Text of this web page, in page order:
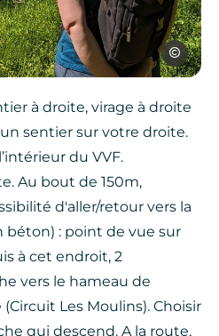
SPL
à droite, virage à droite
sentier sur votre droite.
du VVF.
Au bout de 150m,
d'aller/retour vers la
béton) : point de vue sur
à cet endroit, 2
vers le hameau de
Les Moulins). Choisir
qui descend. A la route,